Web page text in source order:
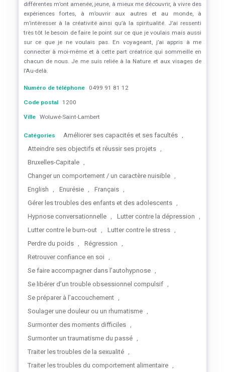
différentes m’ont amenée, jeune, à mieux me découvrir, à vivre des
expériences fortes, à m’ouvrir aux autres et au monde, à
m’intéresser à la créativité ainsi qu’à la spiritualité. J’ai ressenti
très tôt le besoin de faire le point sur ce que je voulais mais aussi
sur ce que je ne voulais pas. En voyageant, j’ai appris à me
connecter à moi-même et à cette part créatrice qui sommeille en
chacun de nous. Je me suis reliée à la Nature et aux visages de
l’Au-delà.
Numéro de téléphone 0499 91 81 12
Code postal 1200
Ville Woluwé-Saint-Lambert
Catégories Améliorer ses capacités et ses facultés ,
Atteindre ses objectifs et réussir ses projets ,
Bruxelles-Capitale ,
Changer un comportement / un caractère nuisible ,
English , Enurésie , Français ,
Gérer les troubles des enfants et des adolescents ,
Hypnose conversationnelle , Lutter contre la dépression ,
Lutter contre le burn-out , Lutter contre le stress ,
Perdre du poids , Régression ,
Retrouver confiance en soi ,
Se faire accompagner dans l’autohypnose ,
Se libérer d’un trouble obsessionnel compulsif ,
Se préparer à l’accouchement ,
Soulager une douleur ou un rhumatisme ,
Surmonter des moments difficiles ,
Surmonter un traumatisme du passé ,
Traiter les troubles de la sexualité ,
Traiter les troubles du comportement alimentaire ,